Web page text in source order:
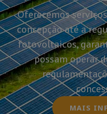
Oferecemos
concepção até a
fotovoltaicos,
possam operar
MAIS